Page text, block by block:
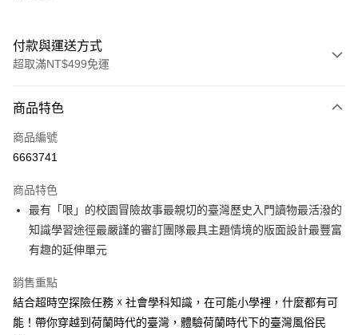
付款與運送方式
超取滿NT$499免運
信用卡一次付款
超商取貨付款
Apple Pay
街口支付
ATM付款
商品特色
商品編號
6663741
商品特色
最有「哏」的校園冒險故事最親切的臺灣歷史入門讀物最活潑的
知識學習途徑最嚴謹的審訂團隊最具主題情境的版面設計最豐富
有趣的延伸單元
銷售重點
結合超時空探險任務 ☓ 社會學科知識，在可能小學裡，什麼都有可
能！帶你穿越到荷蘭時代的臺灣，體驗荷蘭時代下的臺灣風俗民